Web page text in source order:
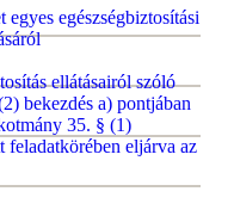
egészségbiztosítási
ellátásairól szóló
bekezdés a) pontjában
35. § (1)
feladatkörében eljárva az